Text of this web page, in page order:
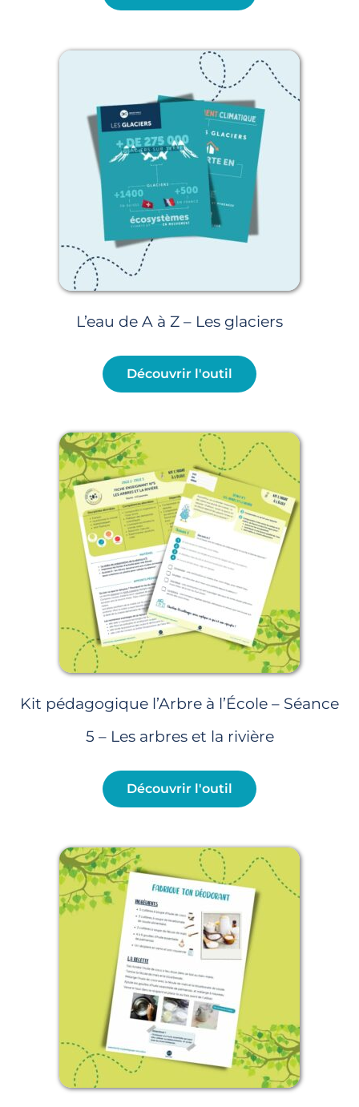
L’eau de A à Z – Les glaciers
Découvrir l'outil
Kit pédagogique l’Arbre à l’École – Séance
5 – Les arbres et la rivière
Découvrir l'outil